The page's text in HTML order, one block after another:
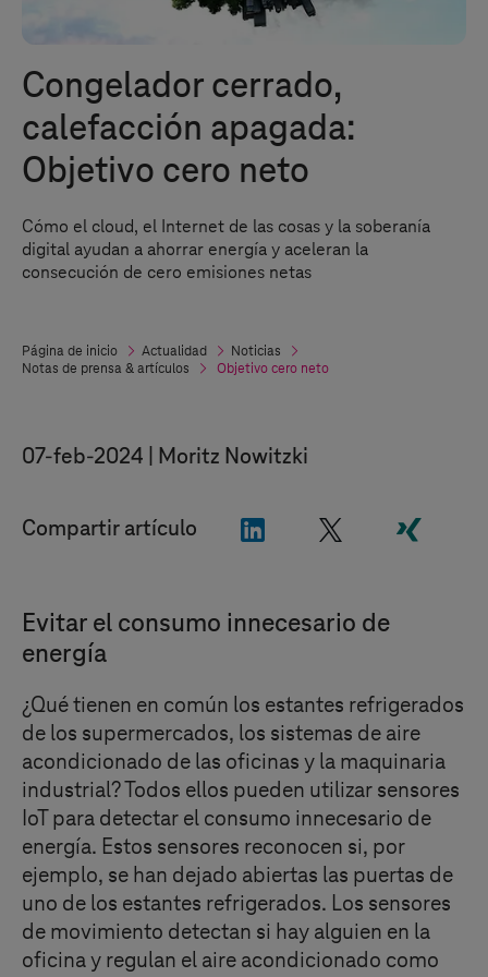
Congelador cerrado,
calefacción apagada:
Objetivo cero neto
Cómo el cloud, el Internet de las cosas y la soberanía
digital ayudan a ahorrar energía y aceleran la
consecución de cero emisiones netas
Página de inicio Actualidad
Noticias
Notas de prensa & artículos
Objetivo cero neto
07-feb-2024 Moritz Nowitzki
Compartir artículo "LinkedIn"
Evitar el consumo innecesario de
energía
¿Qué tienen en común los estantes refrigerados
de los supermercados, los sistemas de aire
acondicionado de las oficinas y la maquinaria
industrial? Todos ellos pueden utilizar sensores
IoT para detectar el consumo innecesario de
energía. Estos sensores reconocen si, por
ejemplo, se han dejado abiertas las puertas de
uno de los estantes refrigerados. Los sensores
de movimiento detectan si hay alguien en la
oficina y regulan el aire acondicionado como